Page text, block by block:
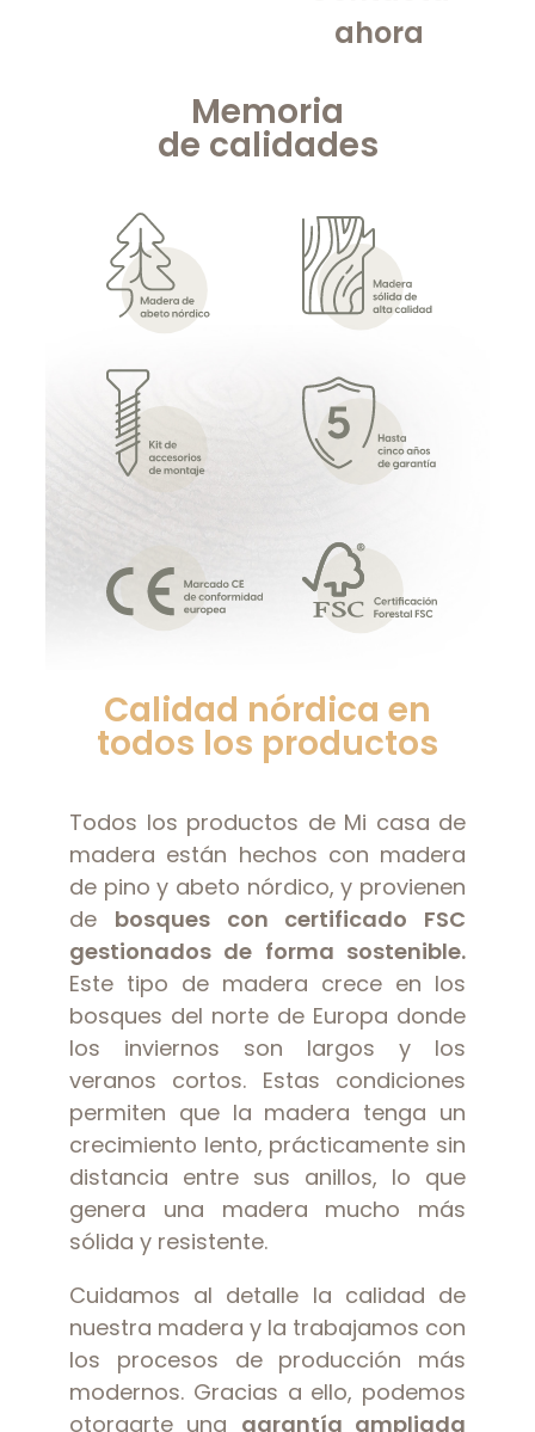
ahora
Memoria
de calidades
Calidad nórdica en
todos los productos
Todos los productos de Mi casa de
madera están hechos con madera
de pino y abeto nórdico, y provienen
de bosques con certificado FSC
gestionados de forma sostenible.
Este tipo de madera crece en los
bosques del norte de Europa donde
los inviernos son largos y los
veranos cortos. Estas condiciones
permiten que la madera tenga un
crecimiento lento, prácticamente sin
distancia entre sus anillos, lo que
genera una madera mucho más
sólida y resistente.
Cuidamos al detalle la calidad de
nuestra madera y la trabajamos con
los procesos de producción más
modernos. Gracias a ello, podemos
otorgarte una garantía ampliada